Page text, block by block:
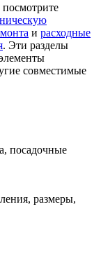
и расходные
. Эти разделы
совместимые
посадочные
размеры,